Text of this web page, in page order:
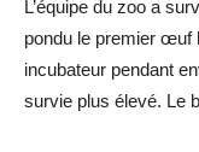
L’équipe du zoo a
pondu le premier œuf
incubateur pendant
survie plus élevé. Le